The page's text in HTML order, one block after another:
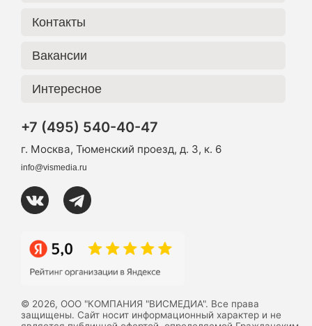
Контакты
Вакансии
Интересное
+7 (495) 540-40-47
г. Москва, Тюменский проезд, д. 3, к. 6
info@vismedia.ru
© 2026, ООО "КОМПАНИЯ "ВИСМЕДИА". Все права
защищены. Сайт носит информационный характер и не